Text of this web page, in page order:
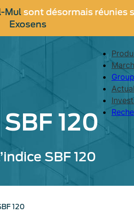
Mul sont désormais réunies
Exosens
120
SBF 120
120